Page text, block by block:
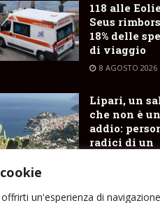
un'esperienza di navigazione
118 alle
Seus
18% delle
di viaggio
8 AGOSTO 2026
Lipari, un
che non è un
addio:
radici di un